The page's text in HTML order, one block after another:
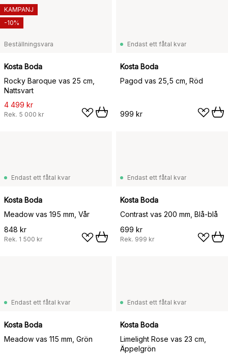
Beställningsvara
Kosta Boda
Rocky Baroque vas 25 cm,
Nattsvart
4 499 kr
Rek. 5 000 kr
KAMPANJ
-10%
Endast ett fåtal kvar
Kosta Boda
Pagod vas 25,5 cm, Röd
999 kr
Endast ett fåtal kvar
Kosta Boda
Meadow vas 195 mm, Vår
848 kr
Rek. 1 500 kr
Endast ett fåtal kvar
Kosta Boda
Contrast vas 200 mm, Blå-blå
699 kr
Rek. 999 kr
Endast ett fåtal kvar
Kosta Boda
Meadow vas 115 mm, Grön
Endast ett fåtal kvar
Kosta Boda
Limelight Rose vas 23 cm,
Äppelgrön